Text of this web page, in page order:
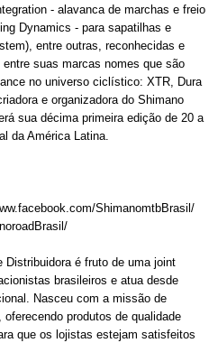
- alavanca de marchas e freio
Dynamics - para sapatilhas e
entre outras, reconhecidas e
suas marcas nomes que são
no universo ciclístico: XTR, Dura
e organizadora do Shimano
sua décima primeira edição de 20 a
da América Latina.
ShimanomtbBrasil/
é fruto de uma joint
brasileiros e atua desde
Nasceu com a missão de
produtos de qualidade
que os lojistas estejam satisfeitos